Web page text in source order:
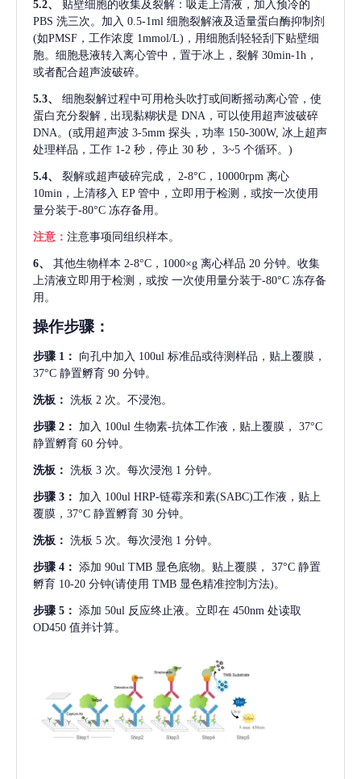
5.2、
贴壁细胞的收集及裂解：吸走上清液，加入预冷的
PBS 洗三次。加入 0.5-1ml 细胞裂解液及适量蛋白酶抑制剂
(如PMSF，工作浓度 1mmol/L)，用细胞刮轻轻刮下贴壁细
胞。细胞悬液转入离心管中，置于冰上，裂解 30min-1h，
或者配合超声波破碎。
5.3、
细胞裂解过程中可用枪头吹打或间断摇动离心管，使
蛋白充分裂解 , 出现黏糊状是 DNA，可以使用超声波破碎
DNA。(或用超声波 3-5mm 探头，功率 150-300W, 冰上超声
处理样品，工作 1-2 秒，停止 30 秒， 3~5 个循环。)
5.4、 裂解或超声破碎完成，
2-8°C，10000rpm 离心
10min，上清移入 EP 管中，立即用于检测，或按一次使用
量分装于-80°C 冻存备用。
注意： 注意事项同组织样本。
6、 其他生物样本 2-8°C，1000×g 离心样品 20 分钟。收集
上清液立即用于检测，或按 一次使用量分装于-80°C 冻存备
用。
操作步骤：
步骤 1： 向孔中加入 100ul 标准品或待测样品，贴上覆膜，
37°C 静置孵育 90 分钟。
洗板： 洗板 2 次。不浸泡。
步骤 2： 加入 100ul 生物素-抗体工作液，贴上覆膜， 37°C
静置孵育 60 分钟。
洗板： 洗板 3 次。每次浸泡 1 分钟。
步骤 3： 加入 100ul HRP-链霉亲和素(SABC)工作液，贴上
覆膜，37°C 静置孵育 30 分钟。
洗板： 洗板 5 次。每次浸泡 1 分钟。
步骤 4： 添加 90ul TMB 显色底物。贴上覆膜， 37°C 静置
孵育 10-20 分钟(请使用 TMB 显色精准控制方法)。
步骤 5： 添加 50ul 反应终止液。立即在 450nm 处读取
OD450 值并计算。